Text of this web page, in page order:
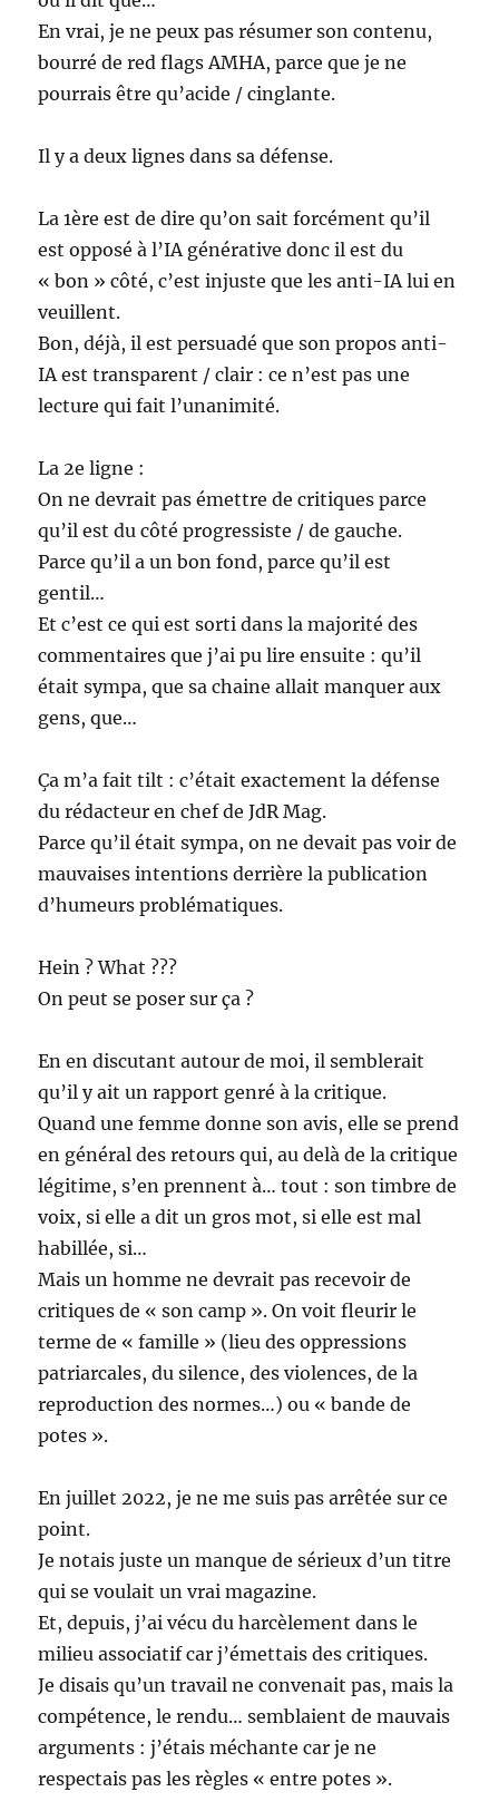
En vrai, je ne peux pas résumer son contenu,
bourré de red flags AMHA, parce que je ne
pourrais être qu’acide / cinglante.
Il y a deux lignes dans sa défense.
La 1ère est de dire qu’on sait forcément qu’il
est opposé à l’IA générative donc il est du
« bon » côté, c’est injuste que les anti-IA lui en
veuillent.
Bon, déjà, il est persuadé que son propos anti-
IA est transparent / clair : ce n’est pas une
lecture qui fait l’unanimité.
La 2e ligne :
On ne devrait pas émettre de critiques parce
qu’il est du côté progressiste / de gauche.
Parce qu’il a un bon fond, parce qu’il est
gentil…
Et c’est ce qui est sorti dans la majorité des
commentaires que j’ai pu lire ensuite : qu’il
était sympa, que sa chaine allait manquer aux
gens, que…
Ça m’a fait tilt : c’était exactement la défense
du rédacteur en chef de JdR Mag.
Parce qu’il était sympa, on ne devait pas voir de
mauvaises intentions derrière la publication
d’humeurs problématiques.
Hein ? What ???
On peut se poser sur ça ?
En en discutant autour de moi, il semblerait
qu’il y ait un rapport genré à la critique.
Quand une femme donne son avis, elle se prend
en général des retours qui, au delà de la critique
légitime, s’en prennent à… tout : son timbre de
voix, si elle a dit un gros mot, si elle est mal
habillée, si…
Mais un homme ne devrait pas recevoir de
critiques de « son camp ». On voit fleurir le
terme de « famille » (lieu des oppressions
patriarcales, du silence, des violences, de la
reproduction des normes…) ou « bande de
potes ».
En juillet 2022, je ne me suis pas arrêtée sur ce
point.
Je notais juste un manque de sérieux d’un titre
qui se voulait un vrai magazine.
Et, depuis, j’ai vécu du harcèlement dans le
milieu associatif car j’émettais des critiques.
Je disais qu’un travail ne convenait pas, mais la
compétence, le rendu… semblaient de mauvais
arguments : j’étais méchante car je ne
respectais pas les règles « entre potes ».